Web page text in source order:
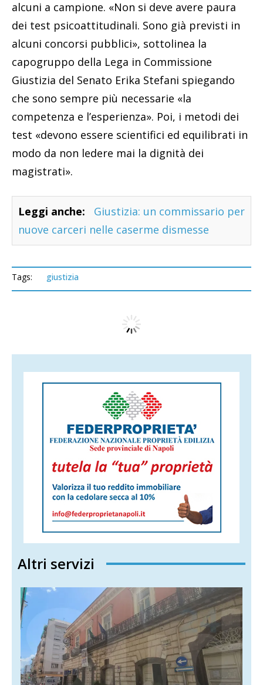
alcuni a campione. «Non si deve avere paura
dei test psicoattitudinali. Sono già previsti in
alcuni concorsi pubblici», sottolinea la
capogruppo della Lega in Commissione
Giustizia del Senato Erika Stefani spiegando
che sono sempre più necessarie «la
competenza e l’esperienza». Poi, i metodi dei
test «devono essere scientifici ed equilibrati in
modo da non ledere mai la dignità dei
magistrati».
Leggi anche:
Giustizia: un commissario per
nuove carceri nelle caserme dismesse
Tags: giustizia
Altri servizi